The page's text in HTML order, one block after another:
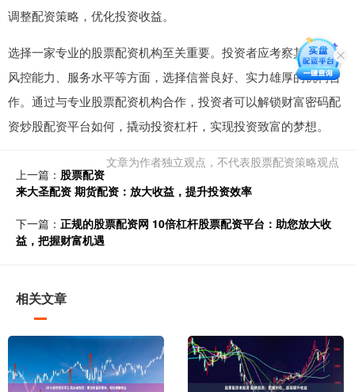
调整配资策略，优化投资收益。
选择一家专业的股票配资机构至关重要。投资者应考察其资质、
风控能力、服务水平等方面，选择信誉良好、实力雄厚的机构合
作。通过与专业股票配资机构合作，投资者可以解锁财富密码配
资炒股配资平台如何，撬动投资杠杆，实现投资致富的梦想。
文章为作者独立观点，不代表股票配资策略观点
上一篇： 股票配资
来大圣配资 期货配资：放大收益，提升投资效率
下一篇： 正规的股票配资网 10倍杠杆股票配资平台：助您放大收
益，把握财富机遇
相关文章